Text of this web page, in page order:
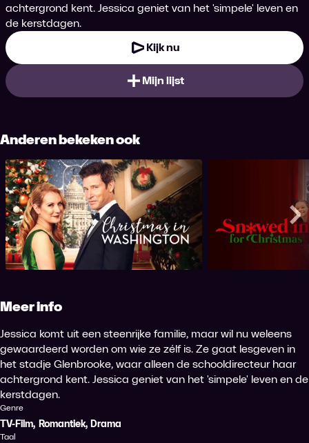
achtergrond kent. Jessica geniet van het 'simpele' leven en
de kerstdagen.
Kijk nu
Mijn lijst
Anderen bekeken ook
Christmas in Washington Snowed in
Meer info
Jessica komt uit een steenrijke familie, maar wil nu weleens
gewaardeerd worden om wie ze zélf is. Ze gaat lesgeven in
het stadje Glenbrooke, waar alleen de schooldirecteur haar
achtergrond kent. Jessica geniet van het 'simpele' leven en de
kerstdagen.
Genre
TV-Film, Romantiek, Drama
Taal